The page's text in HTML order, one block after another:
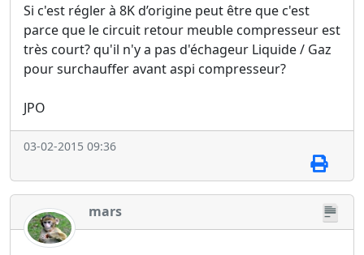
Si c'est régler à 8K d’origine peut être que c'est
parce que le circuit retour meuble compresseur est
très court? qu'il n'y a pas d'échageur Liquide / Gaz
pour surchauffer avant aspi compresseur?
JPO
03-02-2015 09:36
mars